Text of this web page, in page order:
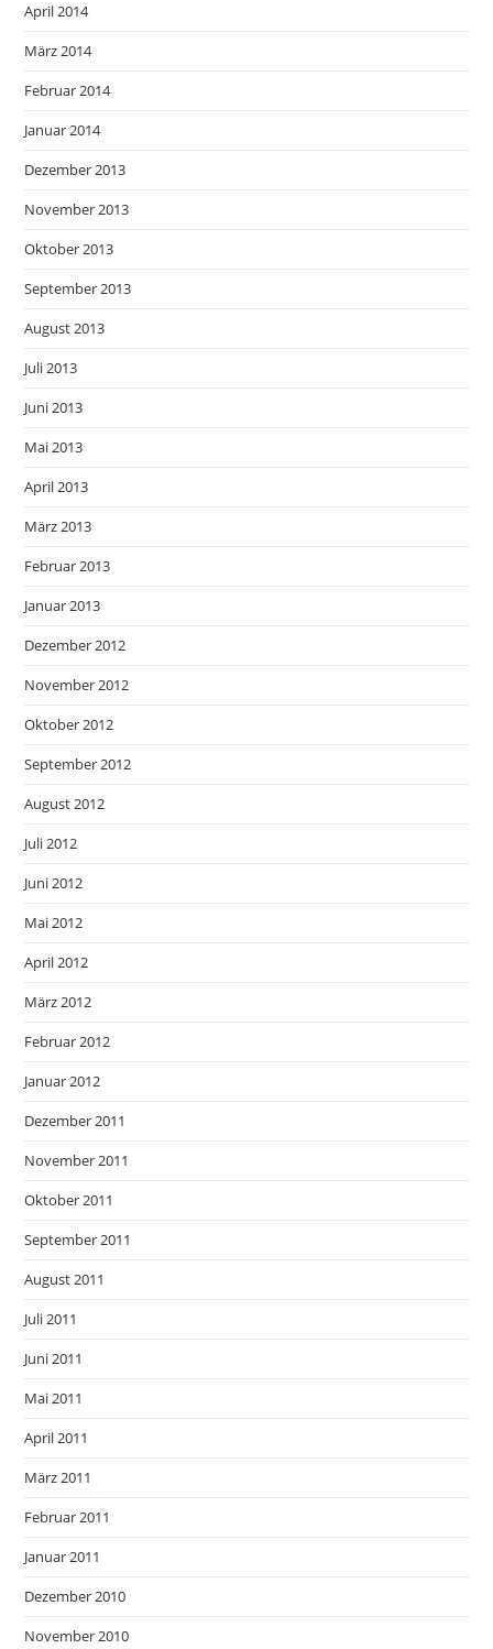
April 2014
März 2014
Februar 2014
Januar 2014
Dezember 2013
November 2013
Oktober 2013
September 2013
August 2013
Juli 2013
Juni 2013
Mai 2013
April 2013
März 2013
Februar 2013
Januar 2013
Dezember 2012
November 2012
Oktober 2012
September 2012
August 2012
Juli 2012
Juni 2012
Mai 2012
April 2012
März 2012
Februar 2012
Januar 2012
Dezember 2011
November 2011
Oktober 2011
September 2011
August 2011
Juli 2011
Juni 2011
Mai 2011
April 2011
März 2011
Februar 2011
Januar 2011
Dezember 2010
November 2010